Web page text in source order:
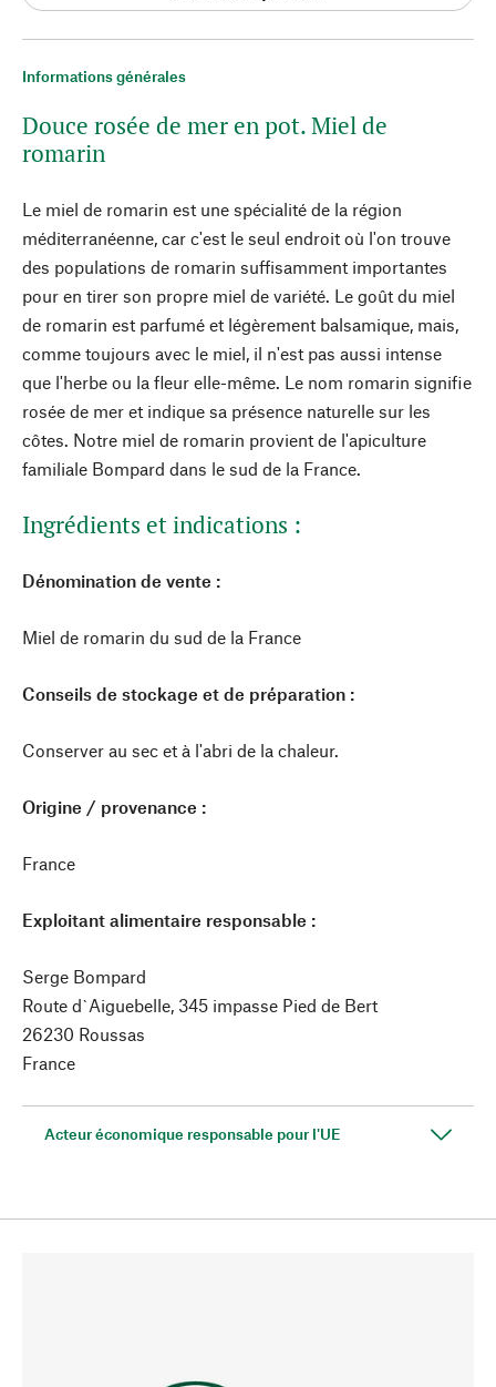
Informations générales
Douce rosée de mer en pot. Miel de
romarin
Le miel de romarin est une spécialité de la région
méditerranéenne, car c'est le seul endroit où l'on trouve
des populations de romarin suffisamment importantes
pour en tirer son propre miel de variété. Le goût du miel
de romarin est parfumé et légèrement balsamique, mais,
comme toujours avec le miel, il n'est pas aussi intense
que l'herbe ou la fleur elle-même. Le nom romarin signifie
rosée de mer et indique sa présence naturelle sur les
côtes. Notre miel de romarin provient de l'apiculture
familiale Bompard dans le sud de la France.
Ingrédients et indications :
Dénomination de vente :
Miel de romarin du sud de la France
Conseils de stockage et de préparation :
Conserver au sec et à l'abri de la chaleur.
Origine / provenance :
France
Exploitant alimentaire responsable :
Serge Bompard
Route d`Aiguebelle, 345 impasse Pied de Bert
26230 Roussas
France
Acteur économique responsable pour l'UE